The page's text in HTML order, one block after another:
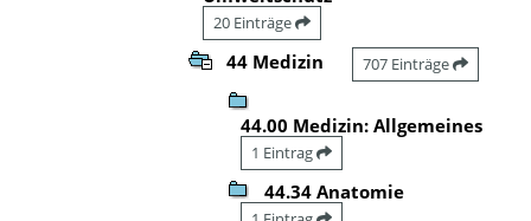
20 Einträge
44 Medizin 707 Einträge
44.00 Medizin: Allgemeines
1 Eintrag
44.34 Anatomie